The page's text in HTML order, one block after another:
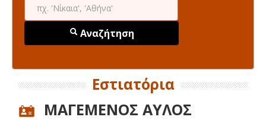
Αναζήτηση
Εστιατόρια
ΜΑΓΕΜΕΝΟΣ ΑΥΛΟΣ